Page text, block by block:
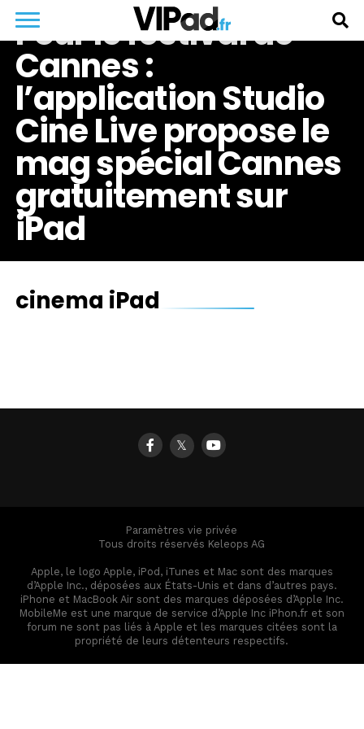
Pour le festival de
Cannes :
l’application Studio
Cine Live propose le
mag spécial Cannes
gratuitement sur
iPad
cinema iPad
𝕏
Paramètres vie privée
Tous droits réservés Keleops AG
Apple, le logo Apple, iPod, iTunes et Mac sont des marques
d’Apple Inc., déposées aux États-Unis et dans d’autres pays.
iPhone et MacBook Air sont des marques déposées d’Apple Inc.
MobileMe est une marque de service d’Apple Inc iPhon.fr et son
forum ne sont pas liés à Apple et les marques citées sont la
propriété de leurs détenteurs respectifs.